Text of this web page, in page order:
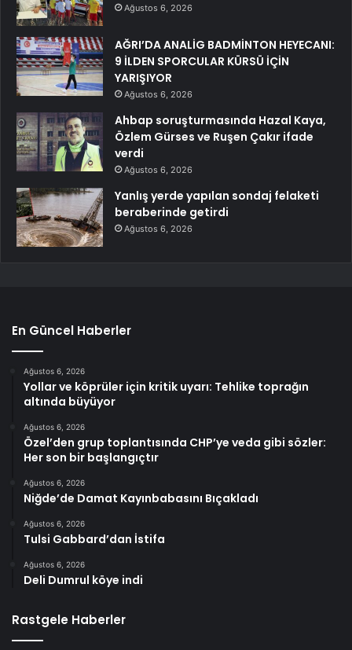
Ağustos 6, 2026
AĞRI’DA ANALİG BADMİNTON HEYECANI:
9 İLDEN SPORCULAR KÜRSÜ İÇİN
YARIŞIYOR
Ağustos 6, 2026
Ahbap soruşturmasında Hazal Kaya,
Özlem Gürses ve Ruşen Çakır ifade
verdi
Ağustos 6, 2026
Yanlış yerde yapılan sondaj felaketi
beraberinde getirdi
Ağustos 6, 2026
En Güncel Haberler
Ağustos 6, 2026
Yollar ve köprüler için kritik uyarı: Tehlike toprağın
altında büyüyor
Ağustos 6, 2026
Özel’den grup toplantısında CHP’ye veda gibi sözler:
Her son bir başlangıçtır
Ağustos 6, 2026
Niğde’de Damat Kayınbabasını Bıçakladı
Ağustos 6, 2026
Tulsi Gabbard’dan İstifa
Ağustos 6, 2026
Deli Dumrul köye indi
Rastgele Haberler